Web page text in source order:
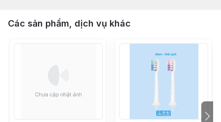
Các sản phẩm, dịch vụ khác